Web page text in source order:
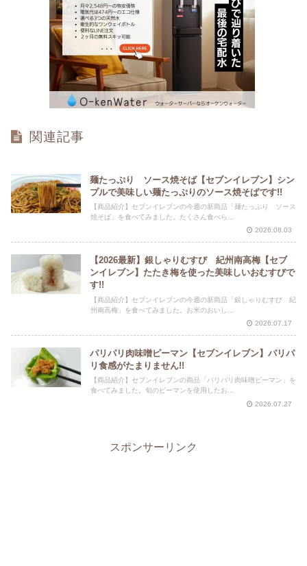
関連記事
麺たっぷり ソース焼そば【セブンイレブン】シン
プルで美味しい麺たっぷりのソース焼そばです!!
【商品紹介】セブンイレブンの今週の新商品「麺たっぷり ソース
焼そば」を食べてみました。たくさん食べら...
2026.08.03
【2026最新】銀しゃりむすび 紀州南高梅【セブ
ンイレブン】たたき梅を使った美味しいおむすびで
す!!
【商品紹介】セブンイレブンの今週の新商品「銀しゃりむすび 紀
州南高梅」を食べてみました。お米のおいし...
2026.07.17
パリパリ肉味噌ピーマン【セブンイレブン】パリパ
リ食感がたまりません!!
【商品紹介】セブンイレブンの商品「パリパリ肉味噌ピーマン」を
食べてみました。旬のピーマンを使用したお...
2026.07.27
スポンサーリンク